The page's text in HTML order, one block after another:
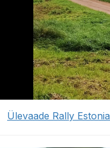
Ülevaade Rally